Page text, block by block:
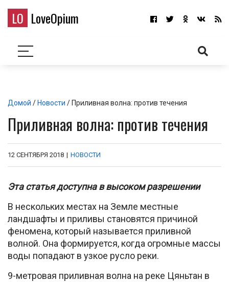
LO LoveOpium
Домой / Новости / Приливная волна: против течения
Приливная волна: против течения
12 СЕНТЯБРЯ 2018 | НОВОСТИ
Эта статья доступна в высоком разрешении
В нескольких местах на Земле местные
ландшафты и приливы становятся причиной
феномена, который называется приливной
волной. Она формируется, когда огромные массы
воды попадают в узкое русло реки.
9-метровая приливная волна на реке Цяньтан в